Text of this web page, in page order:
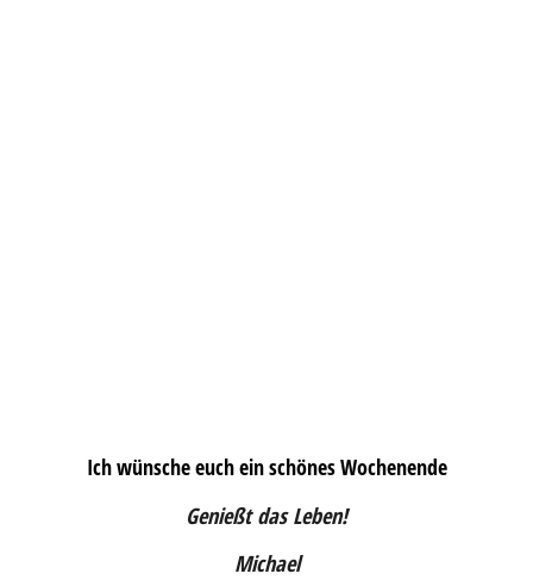
Ich wünsche euch ein schönes Wochenende
Genießt das Leben!
Michael